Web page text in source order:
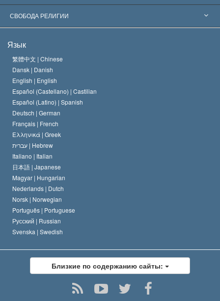
Знаменательные решения
Ведущие мировые специалисты
Л. Рон Хаббард
Кредо Церкви Саентологии
Кодекс саентолога
Дэвид Мицкевич
СВОБОДА РЕЛИГИИ
Международные стандарты в области прав человека
Декларация о религии
Язык
繁體中文 | Chinese
Dansk | Danish
English | English
Español (Castellano) | Castilian
Español (Latino) | Spanish
Deutsch | German
Français | French
Ελληνικά | Greek
עברית | Hebrew
Italiano | Italian
日本語 | Japanese
Magyar | Hungarian
Nederlands | Dutch
Norsk | Norwegian
Português | Portuguese
Русский | Russian
Svenska | Swedish
Близкие по содержанию сайты: